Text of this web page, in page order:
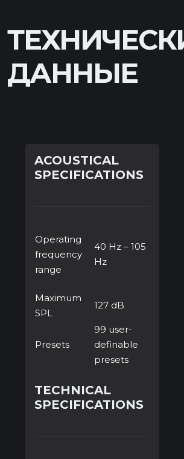
ДАННЫЕ
ACOUSTICAL
SPECIFICATIONS
Operating
frequency
range
40 Hz – 105
Hz
Maximum
SPL
127 dB
Presets
99 user-
definable
presets
TECHNICAL
SPECIFICATIONS